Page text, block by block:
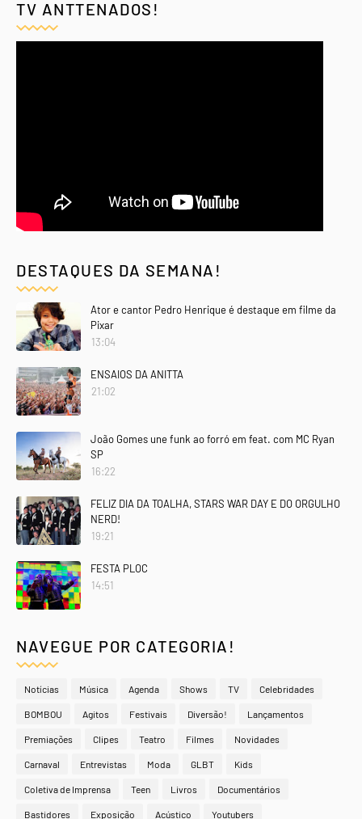
TV ANTTENADOS!
DESTAQUES DA SEMANA!
Ator e cantor Pedro Henrique é destaque em filme da
Pixar
13:04
ENSAIOS DA ANITTA
21:02
João Gomes une funk ao forró em feat. com MC Ryan
SP
16:22
FELIZ DIA DA TOALHA, STARS WAR DAY E DO ORGULHO
NERD!
19:21
FESTA PLOC
14:51
NAVEGUE POR CATEGORIA!
Notícias Música Agenda Shows TV Celebridades
BOMBOU Agitos Festivais Diversão! Lançamentos
Premiações Clipes Teatro Filmes Novidades
Carnaval Entrevistas Moda GLBT Kids
Coletiva de Imprensa Teen Livros Documentários
Bastidores Exposição Acústico Youtubers